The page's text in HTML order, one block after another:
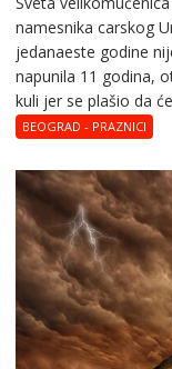
namesnika carskog
јеdanaеstе gоdinе
napunila 11 gоdina,
kuli jer se plašio da
BEOGRAD - PRAZNICI